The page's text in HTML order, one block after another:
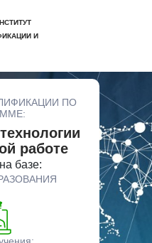
И
ПО
работе
базе: